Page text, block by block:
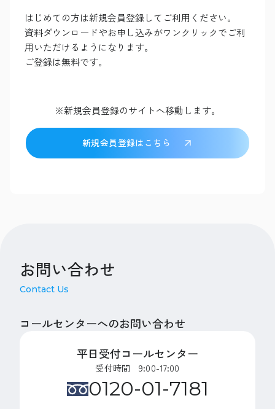
はじめての方は新規会員登録してご利用ください。
資料ダウンロードやお申し込みがワンクリックでご利
用いただけるようになります。
ご登録は無料です。
※新規会員登録のサイトへ移動します。
新規会員登録はこちら
お問い合わせ
Contact Us
コールセンターへのお問い合わせ
平日受付コールセンター
受付時間 9:00-17:00
0120-01-7181